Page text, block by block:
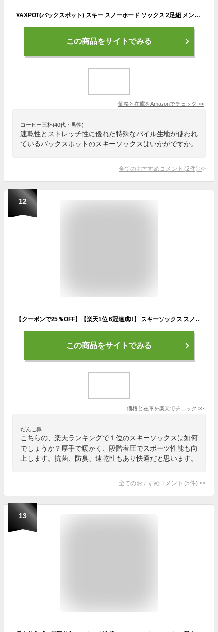
VAXPOT(バックスポット) スキー スノーボード ソックス 2足組 メンズ 【抗菌防臭加工 パイル編み】 VA-1753 BLK 25-27cm
この商品をサイトでみる
価格と在庫をAmazonでチェック >>
コーヒー三杯(40代・男性)
速乾性とストレッチ性に優れた特殊なパイル生地が使われ
ているバックスポットのスキーソックスはいかがですか。
全てのおすすめコメント (2件) >
12
【クーポンで25％OFF】【楽天1位 6冠達成!!】 スキーソックス スノーボードソックス 登山用ソックス メンズ レディース 厚手 暖かい 防寒 速乾 抗菌防臭 大きいサイズ 段階着圧設計 耐久性 冬用 靴ずれ防止 滑り止め 通気性 雪山 スキー スノボ 靴下 初心者 男女兼用
この商品をサイトでみる
価格と在庫を楽天でチェック >>
だんご鼻
こちらの、楽天ランキングで１位のスキーソックスは如何
でしょうか？厚手で暖かく、段階着圧でスポーツ性能も向
上します。抗菌、防臭、速乾性もあり快適だと思います。
全てのおすすめコメント (5件) >
13